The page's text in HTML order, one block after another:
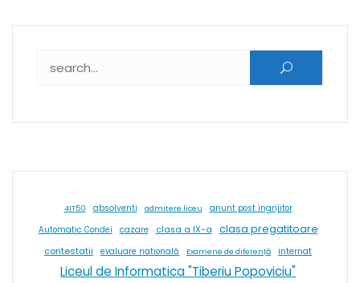
4IT50 absolventi admitere liceu anunt post ingrijitor
Automatic Condei cazare clasa a IX-a clasa pregatitoare
contestatii evaluare natională Examene de diferență internat
Liceul de Informatica "Tiberiu Popoviciu"